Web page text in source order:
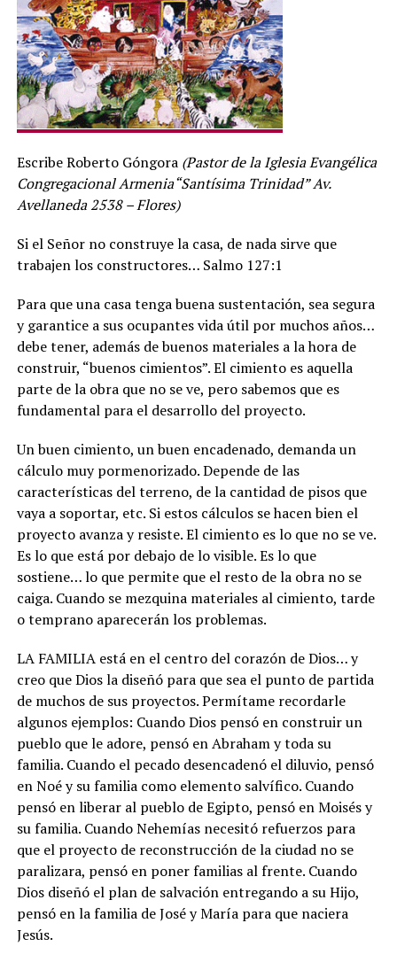
Escribe Roberto Góngora (Pastor de la Iglesia Evangélica
Congregacional Armenia“Santísima Trinidad” Av.
Avellaneda 2538 – Flores)
Si el Señor no construye la casa, de nada sirve que
trabajen los constructores… Salmo 127:1
Para que una casa tenga buena sustentación, sea segura
y garantice a sus ocupantes vida útil por muchos años…
debe tener, además de buenos materiales a la hora de
construir, “buenos cimientos”. El cimiento es aquella
parte de la obra que no se ve, pero sabemos que es
fundamental para el desarrollo del proyecto.
Un buen cimiento, un buen encadenado, demanda un
cálculo muy pormenorizado. Depende de las
características del terreno, de la cantidad de pisos que
vaya a soportar, etc. Si estos cálculos se hacen bien el
proyecto avanza y resiste. El cimiento es lo que no se ve.
Es lo que está por debajo de lo visible. Es lo que
sostiene… lo que permite que el resto de la obra no se
caiga. Cuando se mezquina materiales al cimiento, tarde
o temprano aparecerán los problemas.
LA FAMILIA está en el centro del corazón de Dios… y
creo que Dios la diseñó para que sea el punto de partida
de muchos de sus proyectos. Permítame recordarle
algunos ejemplos: Cuando Dios pensó en construir un
pueblo que le adore, pensó en Abraham y toda su
familia. Cuando el pecado desencadenó el diluvio, pensó
en Noé y su familia como elemento salvífico. Cuando
pensó en liberar al pueblo de Egipto, pensó en Moisés y
su familia. Cuando Nehemías necesitó refuerzos para
que el proyecto de reconstrucción de la ciudad no se
paralizara, pensó en poner familias al frente. Cuando
Dios diseñó el plan de salvación entregando a su Hijo,
pensó en la familia de José y María para que naciera
Jesús.